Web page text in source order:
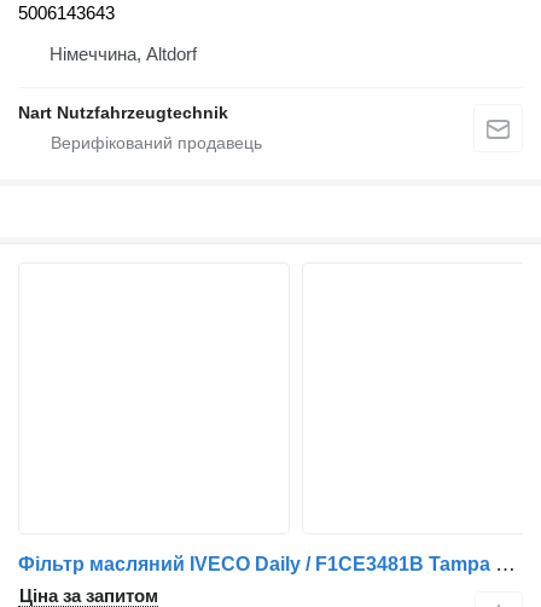
5006143643
Німеччина, Altdorf
Nart Nutzfahrzeugtechnik
Фільтр масляний IVECO Daily / F1CE3481B Tampa do Refrigerador de Óleo 504086470 до вантажівки IVECO
Ціна за запитом